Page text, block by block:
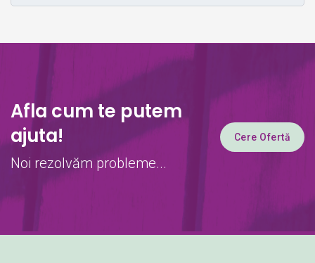
Afla cum te putem
ajuta!
Noi rezolvăm probleme...
Cere Ofertă